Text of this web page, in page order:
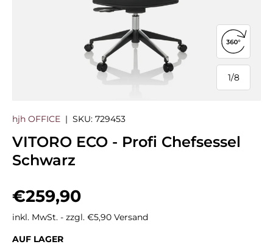
1/
von
8
360°-
hjh OFFICE | SKU: 729453
VITORO ECO - Profi Chefsessel
Schwarz
Normaler Preis
€259,90
inkl. MwSt. - zzgl. €5,90 Versand
AUF LAGER